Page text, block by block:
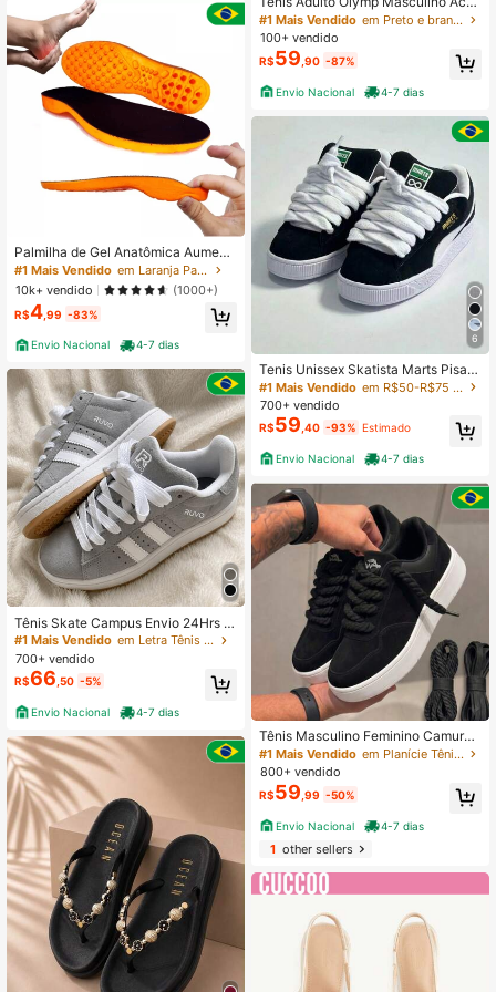
s Pretas de Festa Salto Grosso Bota
s Altas
Palmilha de Gel Anatômica Aument
o de Estatura Macia Anti Impacto
#1 Mais Vendido
em Laranja Palmilha
10k+ vendido
(1000+)
R$4 ,99 -83%
Envio Nacional 4-7 dias
Tênis Skate Campus Envio 24Hrs 3
4 35 36 37 38 39 40 41 42 43
#1 Mais Vendido
em Letra Tênis Masculino
700+ vendido
R$66 ,50 -5%
Envio Nacional 4-7 dias
demia Esportivo Confortável Leve
Macio
#1 Mais Vendido
em Preto e branco Calçado Desportivo Masculino
100+ vendido
R$59 ,90 -87%
Envio Nacional 4-7 dias
6
Tenis Unissex Skatista Marts Pisad
a Neutra Robusto com Cadarço Gro
sso
#1 Mais Vendido
em R$50-R$75 Sapatos Masculinos De Skate
700+ vendido
R$59 ,40 -93% Estimado
Envio Nacional 4-7 dias
Tênis Masculino Feminino Camurça
Cadarço Trançado StreetWear Sem
marca Envio Seguro
#1 Mais Vendido
em Planície Tênis Masculino
800+ vendido
R$59 ,99 -50%
Envio Nacional 4-7 dias
1other sellers